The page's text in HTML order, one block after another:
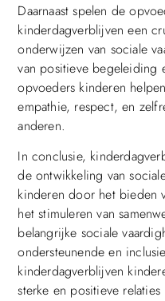
Daarnaast spelen de
kinderdagverblijven een
onderwijzen van sociale
van positieve begeleiding
opvoeders kinderen
empathie, respect, en
anderen.
In conclusie,
de ontwikkeling van
kinderen door het bieden
het stimuleren van
belangrijke sociale
ondersteunende en
kinderdagverblijven
sterke en positieve relaties